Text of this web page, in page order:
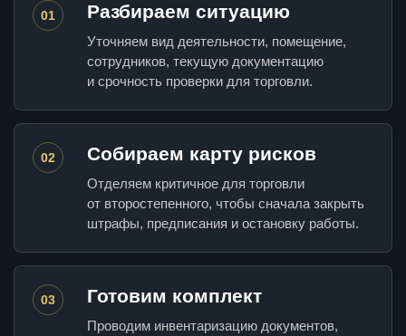
01 Разбираем ситуацию
Уточняем вид деятельности, помещение,
сотрудников, текущую документацию
и срочность проверки для торговли.
02 Собираем карту рисков
Отделяем критичное для торговли
от второстепенного, чтобы сначала закрыть
штрафы, предписания и остановку работы.
03 Готовим комплект
Проводим инвентаризацию документов,